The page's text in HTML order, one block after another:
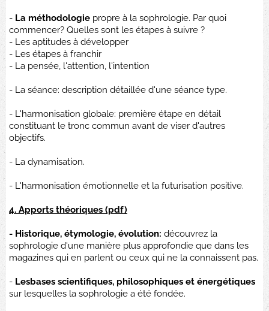
- La méthodologie propre à la sophrologie. Par quoi
commencer? Quelles sont les étapes à suivre ?
- Les aptitudes à développer
- Les étapes à franchir
- La pensée, l'attention, l'intention
- La séance: description détaillée d'une séance type.
- L'harmonisation globale: première étape en détail
constituant le tronc commun avant de viser d'autres
objectifs.
- La dynamisation.
- L'harmonisation émotionnelle et la futurisation positive.
4. Apports théoriques (pdf)
- Historique, étymologie, évolution: découvrez la
sophrologie d'une manière plus approfondie que dans les
magazines qui en parlent ou ceux qui ne la connaissent pas.
- Lesbases scientifiques, philosophiques et énergétiques
sur lesquelles la sophrologie a été fondée.